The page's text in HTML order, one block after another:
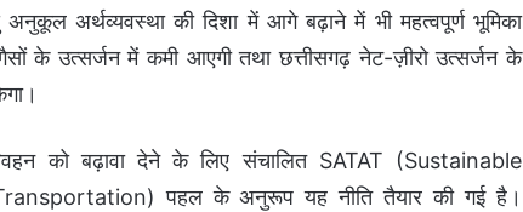
अर्थव्यवस्था की दिशा में आगे बढ़ाने में भी महत्वपूर्ण भूमिका
के उत्सर्जन में कमी आएगी तथा छत्तीसगढ़ नेट-ज़ीरो उत्सर्जन के
को बढ़ावा देने के लिए संचालित SATAT (Sustainable
पहल के अनुरूप यह नीति तैयार की गई है।